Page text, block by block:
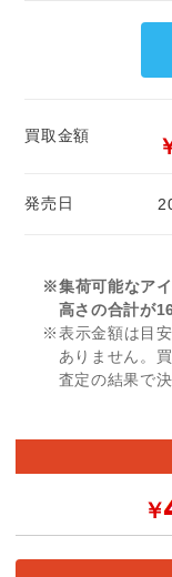
買取金額
発売日
※集荷可能なア
高さの合計が
※表示金額は目
ありません。
査定の結果で
￥